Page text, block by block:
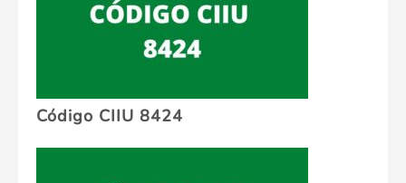
Código CIIU 8424